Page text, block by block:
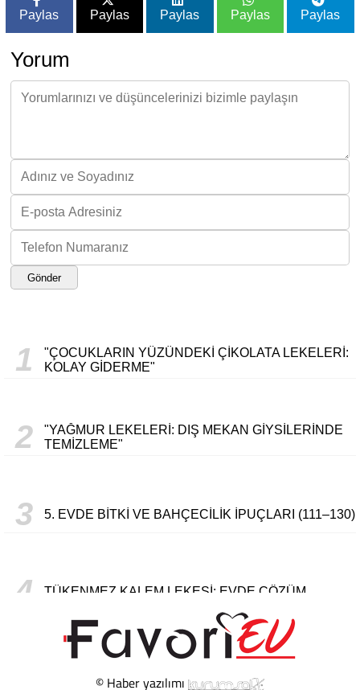
Paylas Paylas Paylas Paylas Paylas
Yorum
Gönder
1
"ÇOCUKLARIN YÜZÜNDEKI ÇIKOLATA LEKELERI:
KOLAY GIDERME"
2
"YAĞMUR LEKELERI: DIŞ MEKAN GIYSILERINDE
TEMIZLEME"
3 5. EVDE BITKI VE BAHÇECILIK İPUÇLARI (111–130)
4 TÜKENMEZ KALEM LEKESI: EVDE ÇÖZÜM
ESKI KITAPLARI SANAT ESERLERINE
DÖNÜŞTÜRMENIN YOLLARI
© Haber yazılımı